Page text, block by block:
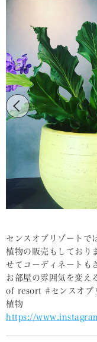
センスオブリゾートで
植物の販売もしており
せてコーディネートも
お部屋の雰囲気を変え
of resort #センスオブ
植物
https://